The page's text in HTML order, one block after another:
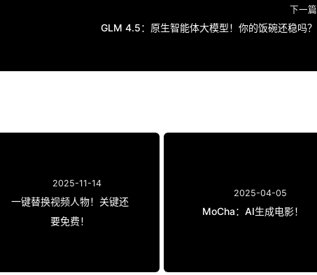
下一篇
GLM 4.5：原生智能体大模型！你的饭碗还稳吗？
2025-11-14
一键替换视频人物！关键还
要免费！
2025-04-05
MoCha：AI生成电影！